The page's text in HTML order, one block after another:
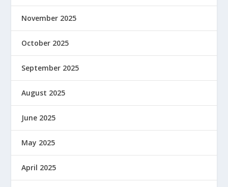
November 2025
October 2025
September 2025
August 2025
June 2025
May 2025
April 2025